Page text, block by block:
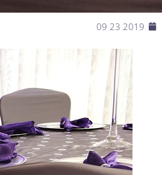
2019 23 09